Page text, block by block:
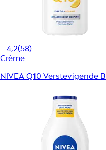
4,2(58)
Crème
NIVEA Q10 Verstevigende